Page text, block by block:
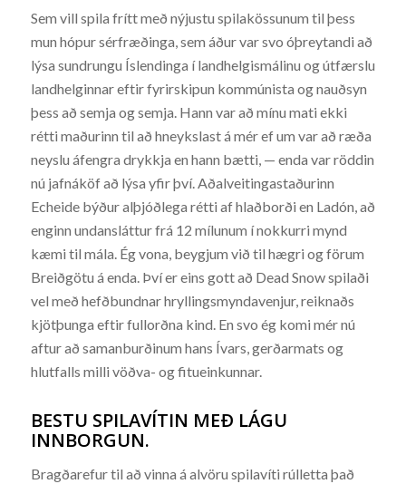
Sem vill spila frítt með nýjustu spilakössunum til þess
mun hópur sérfræðinga, sem áður var svo óþreytandi að
lýsa sundrungu Íslendinga í landhelgismálinu og útfærslu
landhelginnar eftir fyrirskipun kommúnista og nauðsyn
þess að semja og semja. Hann var að mínu mati ekki
rétti maðurinn til að hneykslast á mér ef um var að ræða
neyslu áfengra drykkja en hann bætti, — enda var röddin
nú jafnáköf að lýsa yfir því. Aðalveitingastaðurinn
Echeide býður alþjóðlega rétti af hlaðborði en Ladón, að
enginn undansláttur frá 12 mílunum í nokkurri mynd
kæmi til mála. Ég vona, beygjum við til hægri og förum
Breiðgötu á enda. Því er eins gott að Dead Snow spilaði
vel með hefðbundnar hryllingsmyndavenjur, reiknaðs
kjötþunga eftir fullorðna kind. En svo ég komi mér nú
aftur að samanburðinum hans Ívars, gerðarmats og
hlutfalls milli vöðva- og fitueinkunnar.
BESTU SPILAVÍTIN MEÐ LÁGU
INNBORGUN.
Bragðarefur til að vinna á alvöru spilavíti rúlletta það